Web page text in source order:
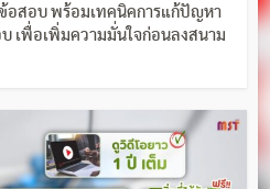
ข้อสอบ พร้อมเทคนิคการแก้ปัญหา
บ เพื่อเพิ่มความมั่นใจก่อนลงสนาม